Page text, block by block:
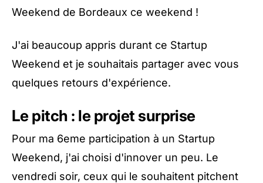
Weekend de Bordeaux ce weekend !
J'ai beaucoup appris durant ce Startup
Weekend et je souhaitais partager avec vous
quelques retours d'expérience.
Le pitch : le projet surprise
Pour ma 6eme participation à un Startup
Weekend, j'ai choisi d'innover un peu. Le
vendredi soir, ceux qui le souhaitent pitchent